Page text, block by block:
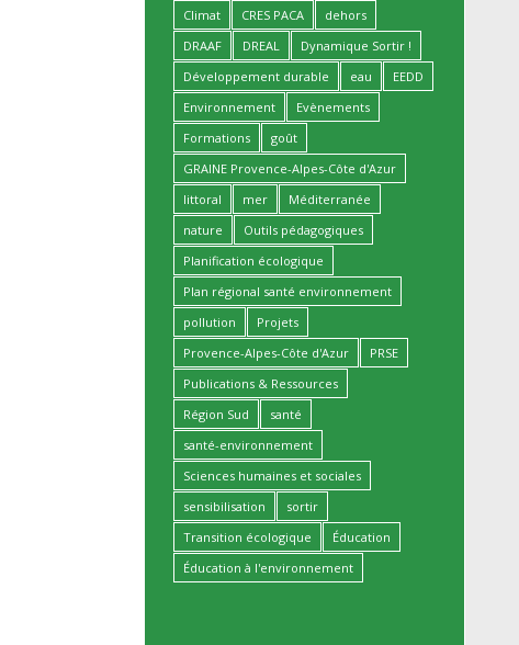
Climat
CRES PACA
dehors
DRAAF
DREAL
Dynamique Sortir !
Développement durable
eau
EEDD
Environnement
Evènements
Formations
goût
GRAINE Provence-Alpes-Côte d'Azur
littoral
mer
Méditerranée
nature
Outils pédagogiques
Planification écologique
Plan régional santé environnement
pollution
Projets
Provence-Alpes-Côte d'Azur
PRSE
Publications & Ressources
Région Sud
santé
santé-environnement
Sciences humaines et sociales
sensibilisation
sortir
Transition écologique
Éducation
Éducation à l'environnement